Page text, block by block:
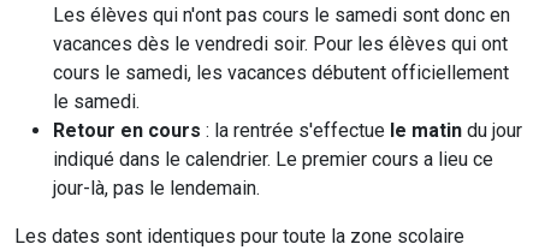
Les élèves qui n'ont pas cours le samedi sont donc en
vacances dès le vendredi soir. Pour les élèves qui ont
cours le samedi, les vacances débutent officiellement
le samedi.
Retour en cours : la rentrée s'effectue le matin du jour
indiqué dans le calendrier. Le premier cours a lieu ce
jour-là, pas le lendemain.
Les dates sont identiques pour toute la zone scolaire